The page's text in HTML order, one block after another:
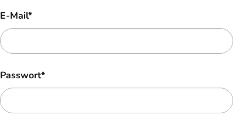
E-Mail*
Passwort*